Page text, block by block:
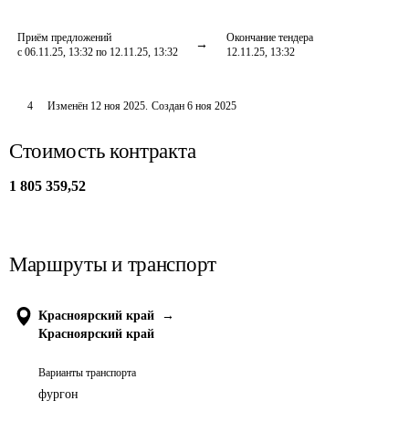
Приём предложений
с 06.11.25, 13:32 по 12.11.25, 13:32
Окончание тендера
12.11.25, 13:32
4 Изменён 12 ноя 2025. Создан 6 ноя 2025
Стоимость контракта
1 805 359,52
Маршруты и транспорт
Красноярский край
→
Красноярский край
Варианты транспорта
фургон